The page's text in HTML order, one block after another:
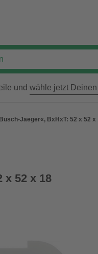
und wähle jetzt
Jaeger«, BxHxT: 52 x 52
x 52 x 18